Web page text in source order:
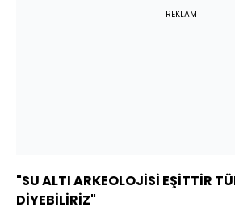
REKLAM
"SU ALTI ARKEOLOJİSİ EŞİTTİR
DİYEBİLİRİZ"